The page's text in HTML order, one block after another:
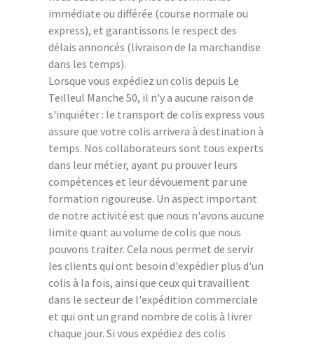
immédiate ou différée (course normale ou
express), et garantissons le respect des
délais annoncés (livraison de la marchandise
dans les temps).
Lorsque vous expédiez un colis depuis Le
Teilleul Manche 50, il n'y a aucune raison de
s'inquiéter : le transport de colis express vous
assure que votre colis arrivera à destination à
temps. Nos collaborateurs sont tous experts
dans leur métier, ayant pu prouver leurs
compétences et leur dévouement par une
formation rigoureuse. Un aspect important
de notre activité est que nous n'avons aucune
limite quant au volume de colis que nous
pouvons traiter. Cela nous permet de servir
les clients qui ont besoin d'expédier plus d'un
colis à la fois, ainsi que ceux qui travaillent
dans le secteur de l'expédition commerciale
et qui ont un grand nombre de colis à livrer
chaque jour. Si vous expédiez des colis